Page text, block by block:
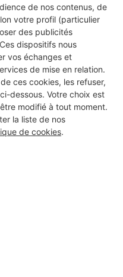
de nos contenus, de
votre profil (particulier
des publicités
dispositifs nous
vos échanges et
de mise en relation.
ces cookies, les refuser,
dessous. Votre choix est
modifié à tout moment.
la liste de nos
de cookies.